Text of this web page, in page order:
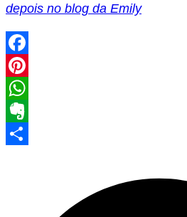
depois no blog da Emily
Facebook
Pinterest
WhatsApp
Evernote